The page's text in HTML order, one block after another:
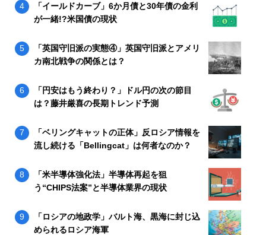
「イールドカーブ」6か月債と30年債の金利
が一緒!?米国債の現状
「英国守旧派の実態④」英国守旧派とアメリ
カ南北戦争の関係とは？
「円安はもう終わり？」ドル円の次の節目
は？藤井厳喜の長期トレンド予測
「ベリングキャットの正体」反ロシア情報を
流し続ける「Bellingcat」は何者なのか？
「米半導体強化法」半導体再起を狙
う“CHIPS法案”と半導体業界の現状
「ロシアの地政学」バルト海、黒海に封じ込
められるロシア海軍